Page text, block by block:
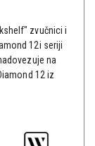
zvučnici i
12i seriji
na
12 iz